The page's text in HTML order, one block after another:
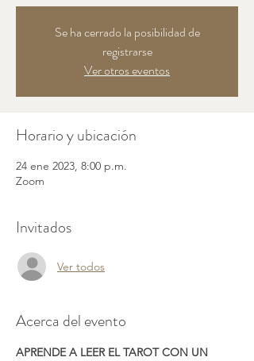
Se ha cerrado la posibilidad de
registrarse
Ver otros eventos
Horario y ubicación
24 ene 2023, 8:00 p.m.
Zoom
Invitados
Ver todos
Acerca del evento
APRENDE A LEER EL TAROT CON UN